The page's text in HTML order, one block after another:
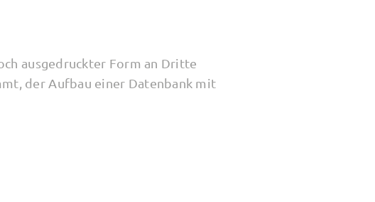
ausgedruckter Form an Dritte
der Aufbau einer Datenbank mit